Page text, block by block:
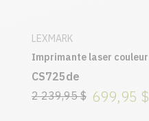
LEXMARK
Imprimante laser couleur
CS725de
2 239,95 $ 699,95 $